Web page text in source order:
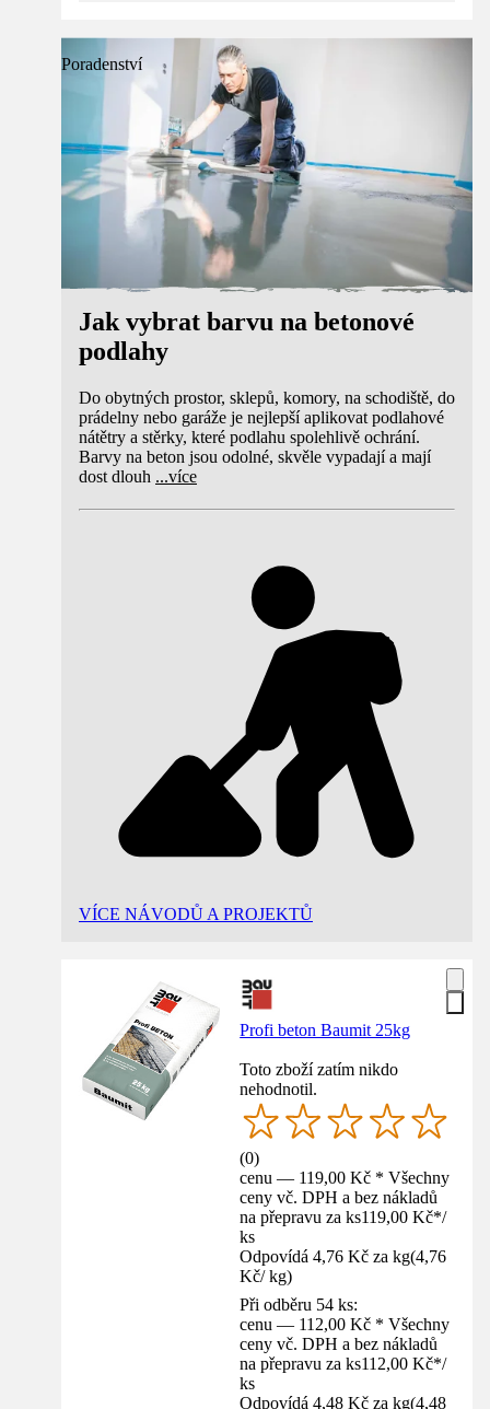
Poradenství
Jak vybrat barvu na betonové
podlahy
Do obytných prostor, sklepů, komory, na schodiště, do
prádelny nebo garáže je nejlepší aplikovat podlahové
nátětry a stěrky, které podlahu spolehlivě ochrání.
Barvy na beton jsou odolné, skvěle vypadají a mají
dost dlouh ...více
VÍCE NÁVODŮ A PROJEKTŮ
Profi beton Baumit 25kg
Toto zboží zatím nikdo
nehodnotil.
(0)
cenu — 119,00 Kč * Všechny
ceny vč. DPH a bez nákladů
na přepravu za ks119,00 Kč*/
ks
Odpovídá 4,76 Kč za kg(4,76
Kč/ kg)
Při odběru 54 ks:
cenu — 112,00 Kč * Všechny
ceny vč. DPH a bez nákladů
na přepravu za ks112,00 Kč*/
ks
Odpovídá 4,48 Kč za kg(4,48